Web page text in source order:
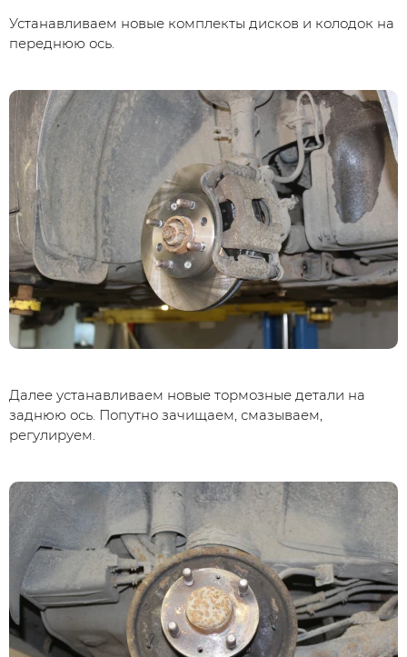
Устанавливаем новые комплекты дисков и колодок на
переднюю ось.
Далее устанавливаем новые тормозные детали на
заднюю ось. Попутно зачищаем, смазываем,
регулируем.